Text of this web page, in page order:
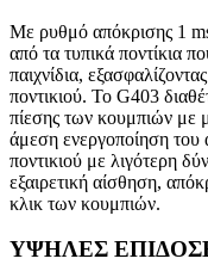
Με ρυθμό απόκρισης 1
από τα τυπικά ποντίκια
παιχνίδια,
ποντικιού. Το G403
πίεσης των κουμπιών με
άμεση ενεργοποίηση του
ποντικιού με λιγότερη
εξαιρετική αίσθηση,
κλικ των κουμπιών.
ΥΨΗΛΕΣ